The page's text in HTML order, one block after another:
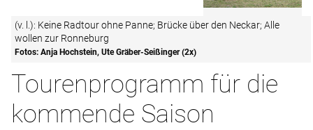
(v. l.): Keine Radtour ohne Panne; Brücke über den Neckar; Alle
wollen zur Ronneburg
Fotos: Anja Hochstein, Ute Gräber-Seißinger (2x)
Tourenprogramm für die
kommende Saison